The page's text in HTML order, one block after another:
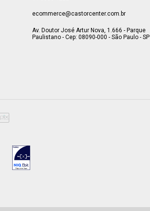
ecommerce@castorcenter.com.br
Av. Doutor José Artur Nova, 1.666 - Parque
Paulistano - Cep: 08090-000 - São Paulo - SP